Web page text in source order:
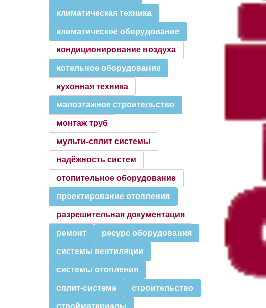
климатическая техника
климатическое оборудование
кондиционирование воздуха
котельное оборудование
кухонная техника
малоэтажное строительство
монтаж труб
мульти-сплит системы
надёжность систем
отопительное оборудование
проектирование отопления
разрешительная документация
ремонт ресурс оборудования
системы вентиляции
системы отопления
сплит-система строительство
стройматериалы